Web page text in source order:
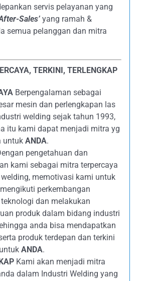
servis pelayanan yang
Sales’yang ramah &
semua pelanggan dan mitra
TERKINI, TERLENGKAP
Berpengalaman sebagai
mesin dan perlengkapan las
welding sejak tahun 1993,
itu kami dapat menjadi mitra yg
untuk ANDA.
pengetahuan dan
kami sebagai mitra terpercaya
memotivasi kami untuk
perkembangan
dan melakukan
produk dalam bidang industri
anda bisa mendapatkan
produk terdepan dan terkini
ANDA.
Kami akan menjadi mitra
dalam Industri Welding yang